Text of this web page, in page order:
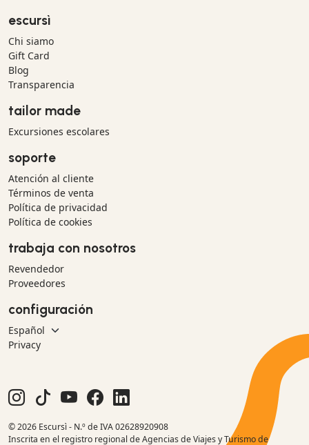
escursì
Chi siamo
Gift Card
Blog
Transparencia
tailor made
Excursiones escolares
soporte
Atención al cliente
Términos de venta
Política de privacidad
Política de cookies
trabaja con nosotros
Revendedor
Proveedores
configuración
Privacy
© 2026 Escursì - N.º de IVA 02628920908
Inscrita en el registro regional de Agencias de Viajes y Turismo de